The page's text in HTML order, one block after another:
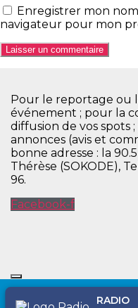
Enregistrer mon
navigateur pour mon
Pour le reportage ou
événement ; pour la
diffusion de vos spots
annonces (avis et
bonne adresse : la
Thérèse (SOKODE),
96.
Facebook-f
RADIO